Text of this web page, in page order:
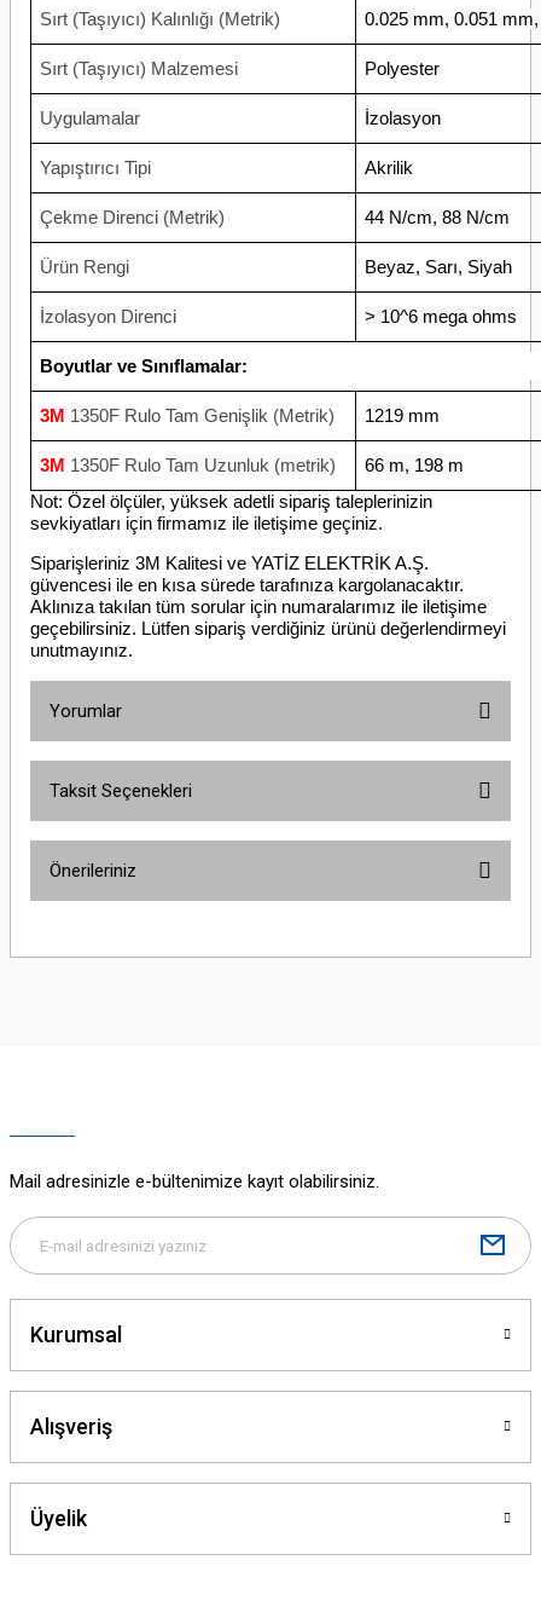
Sırt (Taşıyıcı) Kalınlığı (Metrik) 0.025 mm, 0.051
Sırt (Taşıyıcı) Malzemesi Polyester
Uygulamalar İzolasyon
Yapıştırıcı Tipi Akrilik
Çekme Direnci (Metrik) 44 N/cm, 88 N/cm
Ürün Rengi Beyaz, Sarı, Siyah
İzolasyon Direnci > 10^6 mega ohms
Boyutlar ve Sınıflamalar:
3M 1350F Rulo Tam Genişlik (Metrik) 1219 mm
3M 1350F RuloTam Uzunluk (metrik)
66 m, 198 m
Not: Özel ölçüler, yüksek adetli sipariş taleplerinizin
sevkiyatları için firmamız ile iletişime geçiniz.
Siparişleriniz 3M Kalitesi ve YATİZ ELEKTRİK A.Ş.
güvencesi ile en kısa sürede tarafınıza kargolanacaktır.
Aklınıza takılan tüm sorular için numaralarımız ile iletişime
geçebilirsiniz. Lütfen sipariş verdiğiniz ürünü değerlendirmeyi
unutmayınız.
Yorumlar
Taksit Seçenekleri
Önerileriniz
yetersiz gördüğünüz noktaları öneri formunu kullanarak tarafımıza
Bu ürüne benzer farklı alternatifler olmalı.
Mail adresinizle e-bültenimize kayıt olabilirsiniz.
Kurumsal
Alışveriş
Üyelik